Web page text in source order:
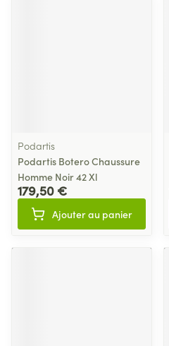
Podartis
Podartis Botero Chaussure
Homme Noir 42 Xl
179,50 €
Ajouter au panier